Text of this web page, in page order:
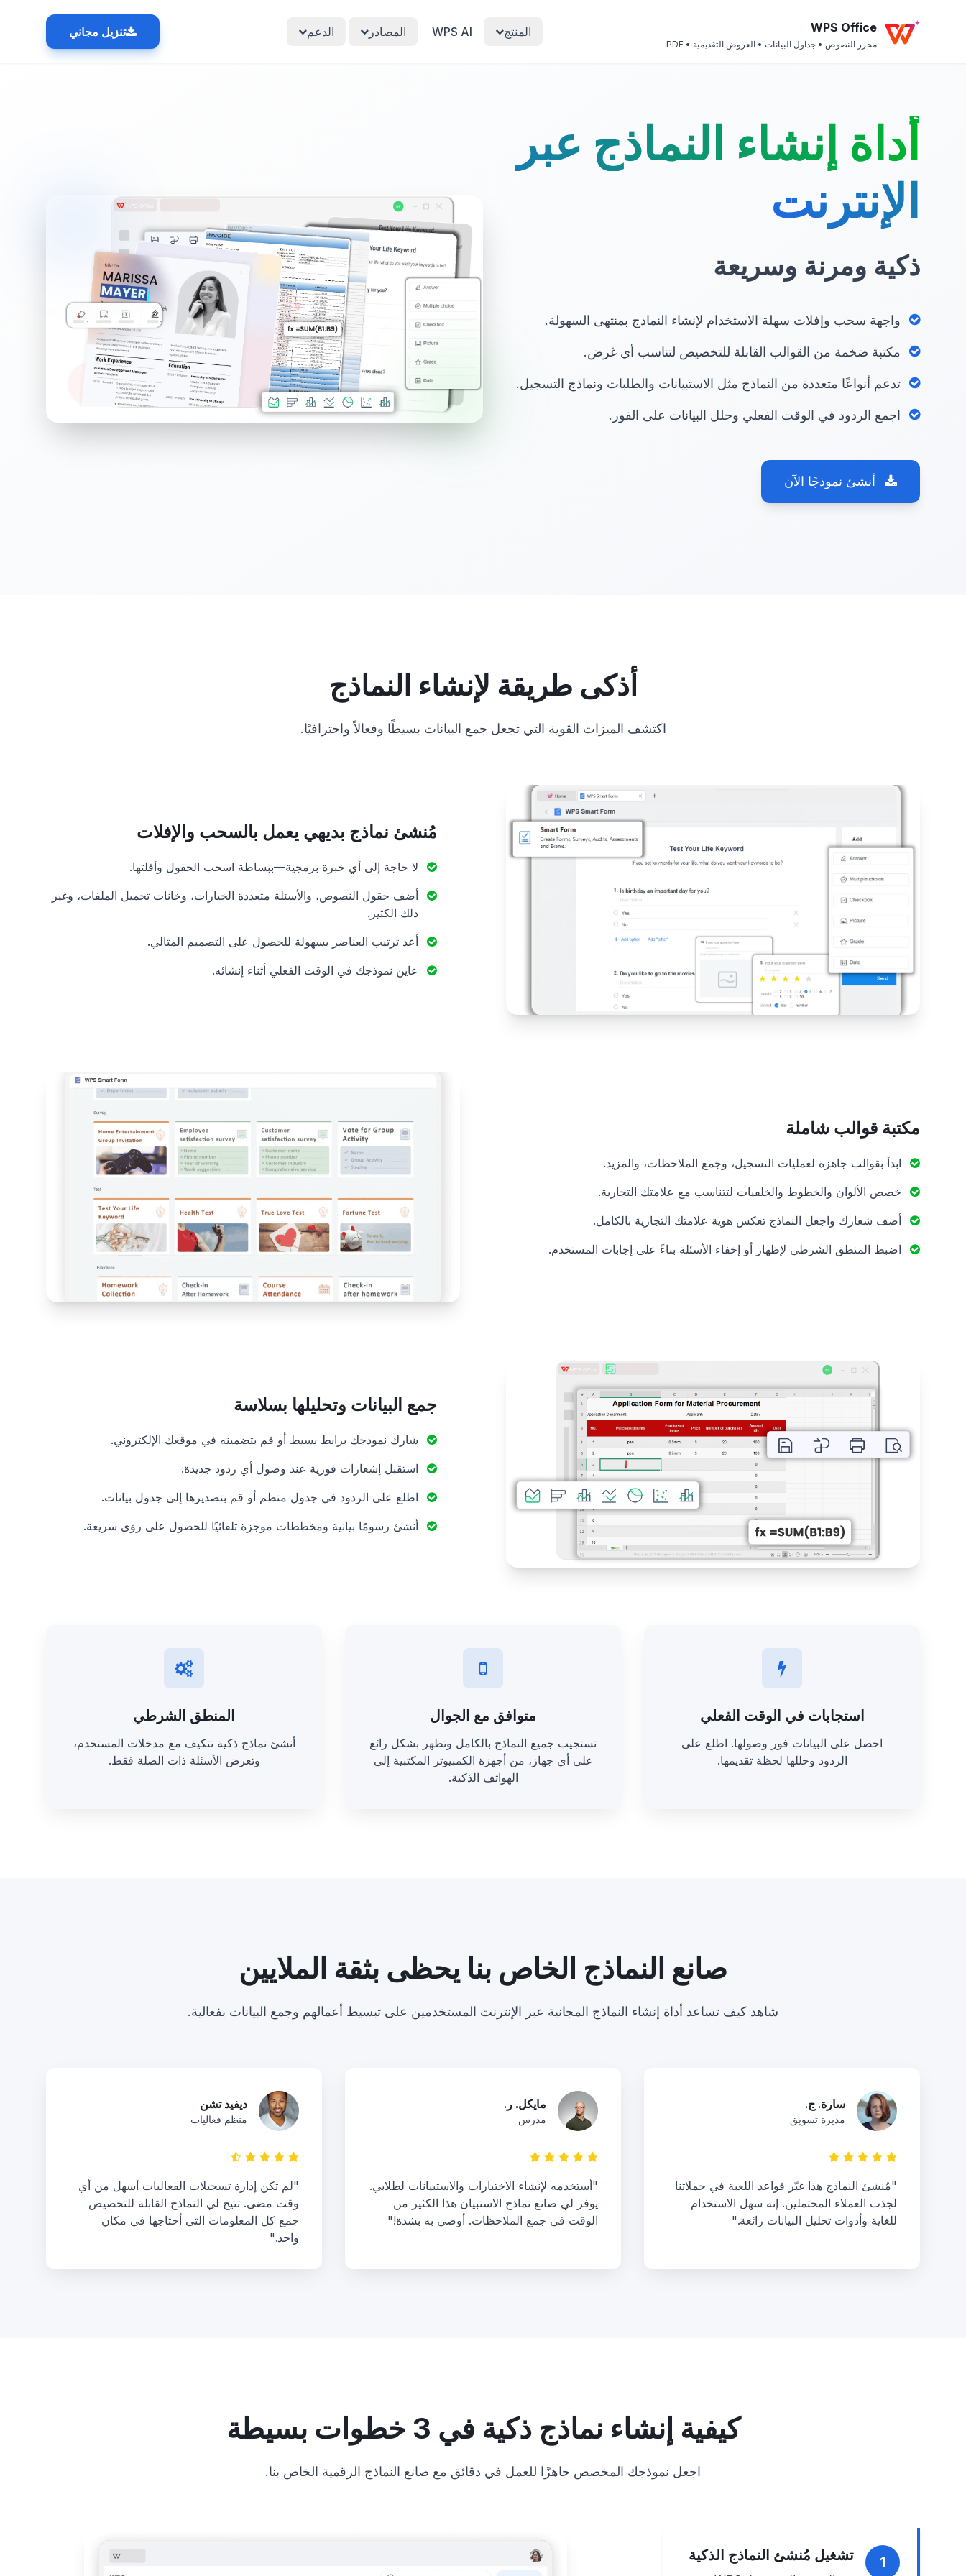
WPS Office
محرر النصوص • جداول البيانات • العروض التقديمية • PDF
المنتج WPS AI المصادر الدعم تنزيل مجاني
أداة إنشاء النماذج عبر
الإنترنت
ذكية ومرنة وسريعة
واجهة سحب وإفلات سهلة الاستخدام لإنشاء النماذج بمنتهى السهولة.
مكتبة ضخمة من القوالب القابلة للتخصيص لتناسب أي غرض.
تدعم أنواعًا متعددة من النماذج مثل الاستبيانات والطلبات ونماذج التسجيل.
اجمع الردود في الوقت الفعلي وحلل البيانات على الفور.
أنشئ نموذجًا الآن
أذكى طريقة لإنشاء النماذج
اكتشف الميزات القوية التي تجعل جمع البيانات بسيطًا وفعالاً واحترافيًا.
مُنشئ نماذج بديهي يعمل بالسحب والإفلات
لا حاجة إلى أي خبرة برمجية—ببساطة اسحب الحقول وأفلتها.
أضف حقول النصوص، والأسئلة متعددة الخيارات، وخانات تحميل الملفات، وغير
ذلك الكثير.
أعد ترتيب العناصر بسهولة للحصول على التصميم المثالي.
عاين نموذجك في الوقت الفعلي أثناء إنشائه.
مكتبة قوالب شاملة
ابدأ بقوالب جاهزة لعمليات التسجيل، وجمع الملاحظات، والمزيد.
خصص الألوان والخطوط والخلفيات لتتناسب مع علامتك التجارية.
أضف شعارك واجعل النماذج تعكس هوية علامتك التجارية بالكامل.
اضبط المنطق الشرطي لإظهار أو إخفاء الأسئلة بناءً على إجابات المستخدم.
جمع البيانات وتحليلها بسلاسة
شارك نموذجك برابط بسيط أو قم بتضمينه في موقعك الإلكتروني.
استقبل إشعارات فورية عند وصول أي ردود جديدة.
اطلع على الردود في جدول منظم أو قم بتصديرها إلى جدول بيانات.
أنشئ رسومًا بيانية ومخططات موجزة تلقائيًا للحصول على رؤى سريعة.
استجابات في الوقت الفعلي
احصل على البيانات فور وصولها. اطلع على
الردود وحللها لحظة تقديمها.
متوافق مع الجوال
تستجيب جميع النماذج بالكامل وتظهر بشكل رائع
على أي جهاز، من أجهزة الكمبيوتر المكتبية إلى
الهواتف الذكية.
المنطق الشرطي
أنشئ نماذج ذكية تتكيف مع مدخلات المستخدم،
وتعرض الأسئلة ذات الصلة فقط.
صانع النماذج الخاص بنا يحظى بثقة الملايين
شاهد كيف تساعد أداة إنشاء النماذج المجانية عبر الإنترنت المستخدمين على تبسيط أعمالهم وجمع البيانات بفعالية.
سارة. ج.
مديرة تسويق
"مُنشئ النماذج هذا غيّر قواعد اللعبة في حملاتنا
لجذب العملاء المحتملين. إنه سهل الاستخدام
للغاية وأدوات تحليل البيانات رائعة."
مايكل. ر.
مدرس
"أستخدمه لإنشاء الاختبارات والاستبيانات لطلابي.
يوفر لي صانع نماذج الاستبيان هذا الكثير من
الوقت في جمع الملاحظات. أوصي به بشدة!"
ديفيد تشن
منظم فعاليات
"لم تكن إدارة تسجيلات الفعاليات أسهل من أي
وقت مضى. تتيح لي النماذج القابلة للتخصيص
جمع كل المعلومات التي أحتاجها في مكان
واحد."
كيفية إنشاء نماذج ذكية في 3 خطوات بسيطة
اجعل نموذجك المخصص جاهزًا للعمل في دقائق مع صانع النماذج الرقمية الخاص بنا.
1 تشغيل مُنشئ النماذج الذكية